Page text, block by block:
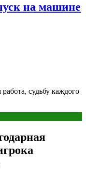
на машине
судьбу каждого